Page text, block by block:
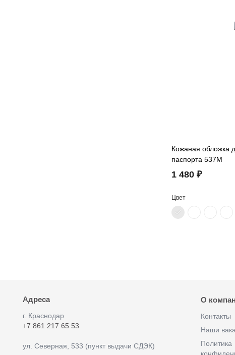
Кожаная обложка
паспорта 537M
1 480 ₽
Цвет
Адреса
г. Краснодар
+7 861 217 65 53
ул. Северная, 533 (пункт выдачи СДЭК)
О
Контакты
Наши
Политика